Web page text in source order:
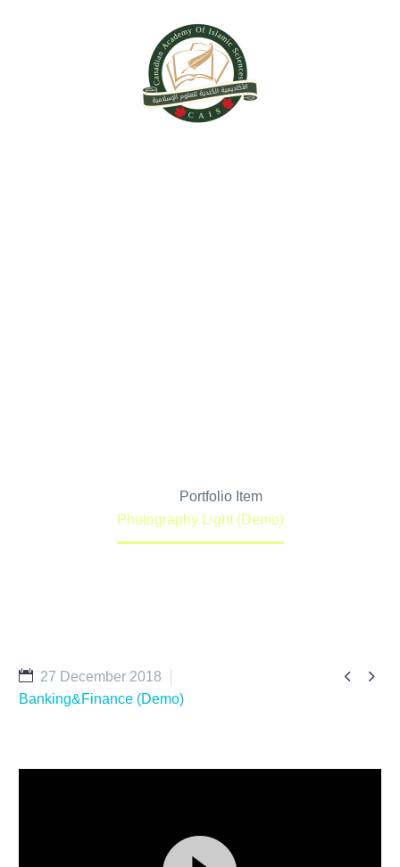
Portfolio Item
Photography Light (Demo)
 
27 December 2018
Banking&Finance (Demo)